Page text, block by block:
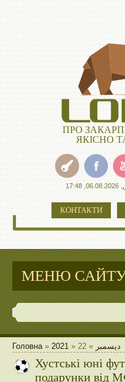
ПРО
ЯКІСНО
КОНТАКТИ
МЕНЮ
Головна» 2021 » ديسمبر »
22
Хустські юні
подарунки від